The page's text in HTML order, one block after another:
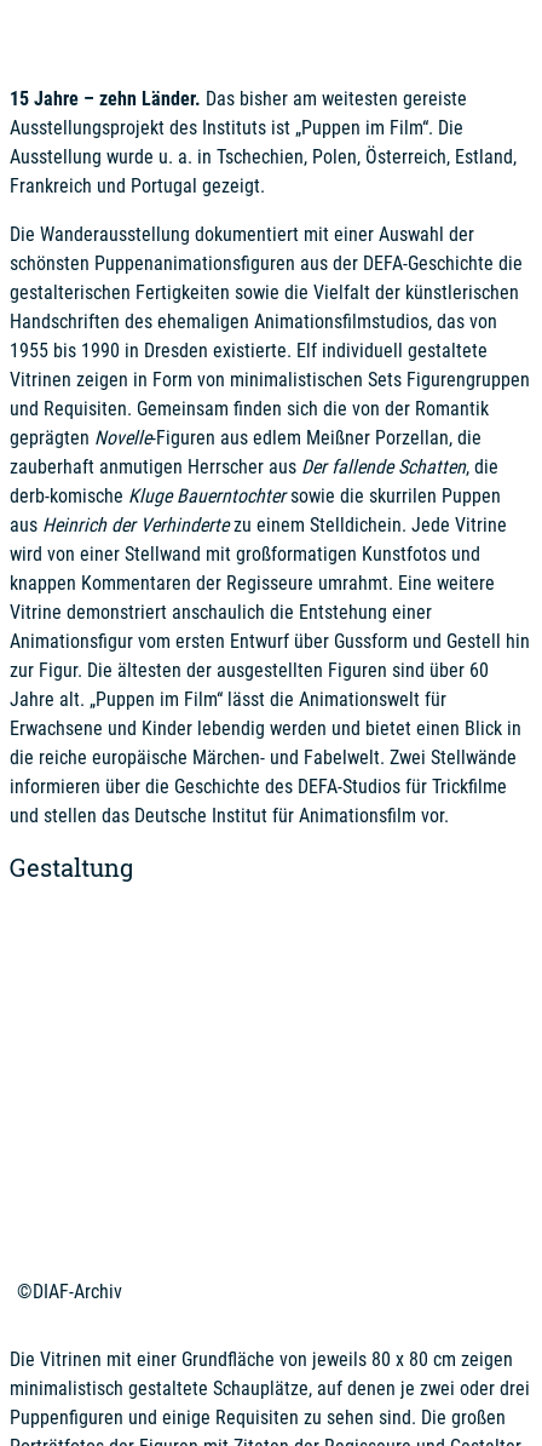
15 Jahre – zehn Länder. Das bisher am weitesten gereiste
Ausstellungsprojekt des Instituts ist „Puppen im Film“. Die
Ausstellung wurde u. a. in Tschechien, Polen, Österreich, Estland,
Frankreich und Portugal gezeigt.
Die Wanderausstellung dokumentiert mit einer Auswahl der
schönsten Puppenanimationsfiguren aus der DEFA-Geschichte die
gestalterischen Fertigkeiten sowie die Vielfalt der künstlerischen
Handschriften des ehemaligen Animationsfilmstudios, das von
1955 bis 1990 in Dresden existierte. Elf individuell gestaltete
Vitrinen zeigen in Form von minimalistischen Sets Figurengruppen
und Requisiten. Gemeinsam finden sich die von der Romantik
geprägten Novelle-Figuren aus edlem Meißner Porzellan, die
zauberhaft anmutigen Herrscher aus Der fallende Schatten, die
derb-komische Kluge Bauerntochtersowie die skurrilen Puppen
aus Heinrich der Verhindertezu einem Stelldichein. Jede Vitrine
wird von einer Stellwand mit großformatigen Kunstfotos und
knappen Kommentaren der Regisseure umrahmt. Eine weitere
Vitrine demonstriert anschaulich die Entstehung einer
Animationsfigur vom ersten Entwurf über Gussform und Gestell hin
zur Figur. Die ältesten der ausgestellten Figuren sind über 60
Jahre alt. „Puppen im Film“ lässt die Animationswelt für
Erwachsene und Kinder lebendig werden und bietet einen Blick in
die reiche europäische Märchen- und Fabelwelt. Zwei Stellwände
informieren über die Geschichte des DEFA-Studios für Trickfilme
und stellen das Deutsche Institut für Animationsfilm vor.
Gestaltung
©DIAF-Archiv
Die Vitrinen mit einer Grundfläche von jeweils 80 x 80 cm zeigen
minimalistisch gestaltete Schauplätze, auf denen je zwei oder drei
Puppenfiguren und einige Requisiten zu sehen sind. Die großen